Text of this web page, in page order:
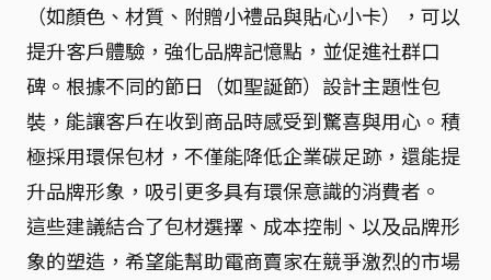
（如顏色、材質、附贈小禮品與貼心小卡），可以
提升客戶體驗，強化品牌記憶點，並促進社群口
碑。根據不同的節日（如聖誕節）設計主題性包
裝，能讓客戶在收到商品時感受到驚喜與用心。積
極採用環保包材，不僅能降低企業碳足跡，還能提
升品牌形象，吸引更多具有環保意識的消費者。
這些建議結合了包材選擇、成本控制、以及品牌形
象的塑造，希望能幫助電商賣家在競爭激烈的市場